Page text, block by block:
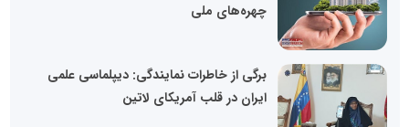
چهره‌های ملی
برگی از خاطرات نمایندگی: دیپلماسی علمی
ایران در قلب آمریکای لاتین